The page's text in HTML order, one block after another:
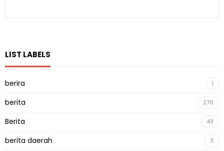
LIST LABELS
berira 1
berita 270
Berita 43
berita daerah 3